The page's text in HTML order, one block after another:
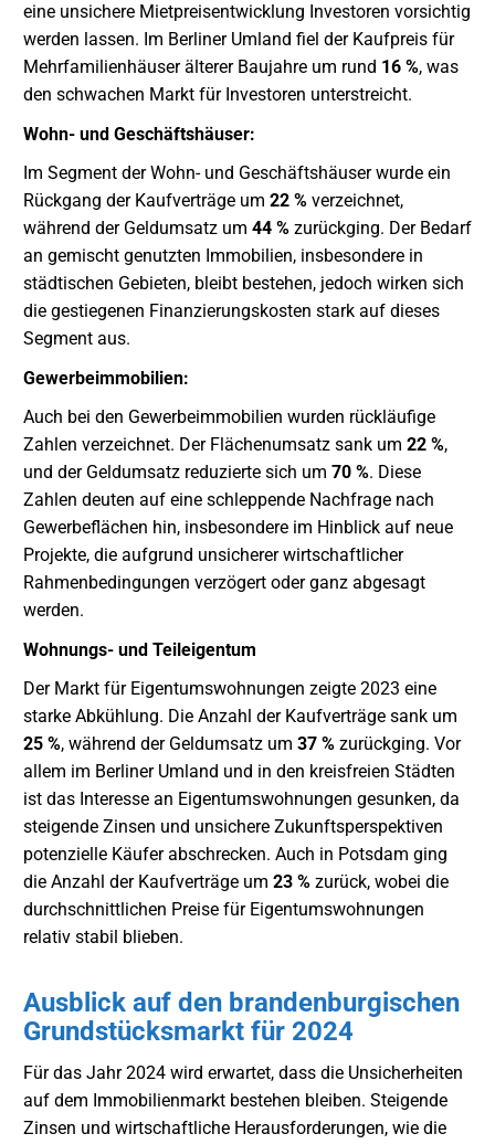
eine unsichere Mietpreisentwicklung Investoren vorsichtig
werden lassen. Im Berliner Umland fiel der Kaufpreis für
Mehrfamilienhäuser älterer Baujahre um rund 16 %, was
den schwachen Markt für Investoren unterstreicht.
Wohn- und Geschäftshäuser:
Im Segment der Wohn- und Geschäftshäuser wurde ein
Rückgang der Kaufverträge um 22 % verzeichnet,
während der Geldumsatz um 44 % zurückging. Der Bedarf
an gemischt genutzten Immobilien, insbesondere in
städtischen Gebieten, bleibt bestehen, jedoch wirken sich
die gestiegenen Finanzierungskosten stark auf dieses
Segment aus.
Gewerbeimmobilien:
Auch bei den Gewerbeimmobilien wurden rückläufige
Zahlen verzeichnet. Der Flächenumsatz sank um 22 %,
und der Geldumsatz reduzierte sich um 70 %. Diese
Zahlen deuten auf eine schleppende Nachfrage nach
Gewerbeflächen hin, insbesondere im Hinblick auf neue
Projekte, die aufgrund unsicherer wirtschaftlicher
Rahmenbedingungen verzögert oder ganz abgesagt
werden.
Wohnungs- und Teileigentum
Der Markt für Eigentumswohnungen zeigte 2023 eine
starke Abkühlung. Die Anzahl der Kaufverträge sank um
25 %, während der Geldumsatz um 37 % zurückging. Vor
allem im Berliner Umland und in den kreisfreien Städten
ist das Interesse an Eigentumswohnungen gesunken, da
steigende Zinsen und unsichere Zukunftsperspektiven
potenzielle Käufer abschrecken. Auch in Potsdam ging
die Anzahl der Kaufverträge um 23 % zurück, wobei die
durchschnittlichen Preise für Eigentumswohnungen
relativ stabil blieben.
Ausblick auf den brandenburgischen
Grundstücksmarkt für 2024
Für das Jahr 2024 wird erwartet, dass die Unsicherheiten
auf dem Immobilienmarkt bestehen bleiben. Steigende
Zinsen und wirtschaftliche Herausforderungen, wie die